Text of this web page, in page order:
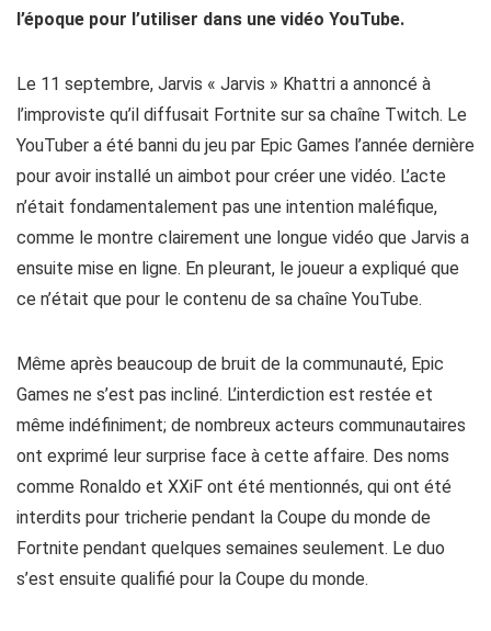
l’époque pour l’utiliser dans une vidéo YouTube.
Le 11 septembre, Jarvis « Jarvis » Khattri a annoncé à
l’improviste qu’il diffusait Fortnite sur sa chaîne Twitch. Le
YouTuber a été banni du jeu par Epic Games l’année dernière
pour avoir installé un aimbot pour créer une vidéo. L’acte
n’était fondamentalement pas une intention maléfique,
comme le montre clairement une longue vidéo que Jarvis a
ensuite mise en ligne. En pleurant, le joueur a expliqué que
ce n’était que pour le contenu de sa chaîne YouTube.
Même après beaucoup de bruit de la communauté, Epic
Games ne s’est pas incliné. L’interdiction est restée et
même indéfiniment; de nombreux acteurs communautaires
ont exprimé leur surprise face à cette affaire. Des noms
comme Ronaldo et XXiF ont été mentionnés, qui ont été
interdits pour tricherie pendant la Coupe du monde de
Fortnite pendant quelques semaines seulement. Le duo
s’est ensuite qualifié pour la Coupe du monde.